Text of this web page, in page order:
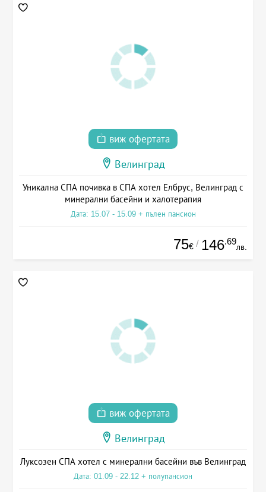
виж офертата
Велинград
Уникална СПА почивка в СПА хотел Елбрус, Велинград с
минерални басейни и халотерапия
Дата: 15.07 - 15.09 + пълен пансион
75€ / 146.69
лв.
виж офертата
Велинград
Луксозен СПА хотел с минерални басейни във Велинград
Дата: 01.09 - 22.12 + полупансион